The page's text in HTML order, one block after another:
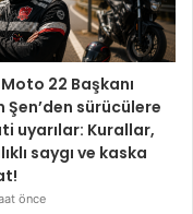
22 Başkanı
Şen’den sürücülere
uyarılar: Kurallar,
saygı ve kaska
önce